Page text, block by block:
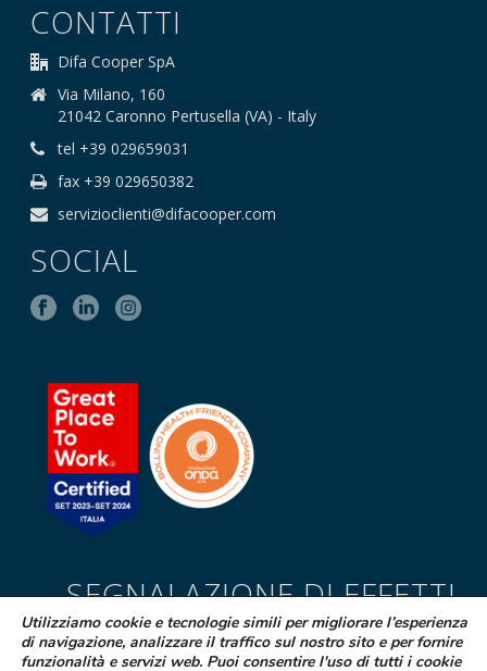
CONTATTI
Difa Cooper SpA
Via Milano, 160
21042 Caronno Pertusella (VA) - Italy
tel +39 029659031
fax +39 029650382
servizioclienti@difacooper.com
SOCIAL
SEGNALAZIONE DI EFFETTI
INDESIDERATI DA FARMACI
Se sospetti di aver avuto effetti indesiderati durante l’assunzione di
Utilizziamo cookie e tecnologie simili per migliorare l’esperienza
di navigazione, analizzare il traffico sul nostro sito e per fornire
funzionalità e servizi web. Puoi consentire l'uso di tutti i cookie